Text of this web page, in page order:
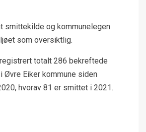
smittekilde og kommunelegen
som oversiktlig.
totalt 286 bekreftede
Øvre Eiker kommune siden
hvorav 81 er smittet i 2021.